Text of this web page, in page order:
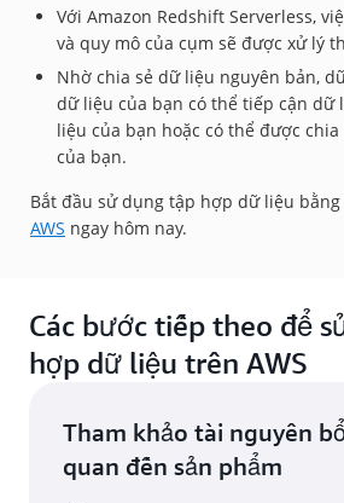
Với Amazon Redshift Serverless,
và quy mô của cụm sẽ được xử lý
Nhờ chia sẻ dữ liệu nguyên bản,
dữ liệu của bạn có thể tiếp cận dữ
liệu của bạn hoặc có thể được
của bạn.
Bắt đầu sử dụng tập hợp dữ liệu bằng
AWS ngay hôm nay.
Các bước tiếp theo để
hợp dữ liệu trên AWS
Tham khảo tài nguyên
quan đến sản phẩm